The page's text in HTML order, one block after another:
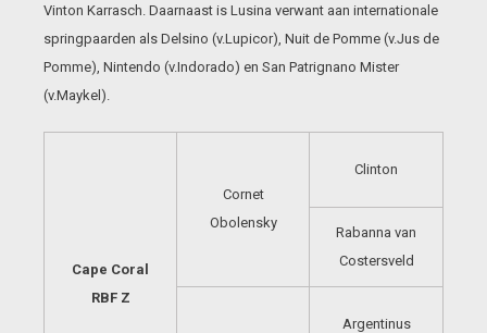
Vinton Karrasch. Daarnaast is Lusina verwant aan internationale
springpaarden als Delsino (v.Lupicor), Nuit de Pomme (v.Jus de
Pomme), Nintendo (v.Indorado) en San Patrignano Mister
(v.Maykel).
Cape Coral
RBF Z
Cornet
Obolensky
Clinton
Rabanna van
Costersveld
Argentinus